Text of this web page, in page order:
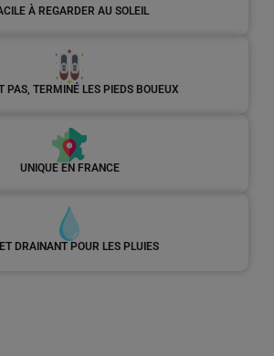
À REGARDER AU SOLEIL
PAS, TERMINÉ LES PIEDS BOUEUX
UNIQUE EN FRANCE
DRAINANT POUR LES PLUIES